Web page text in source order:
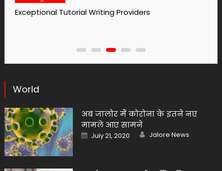
Writing Providers
World
अब जालोर मेें कोरोना के इतने नए
मामले आए सामने
Posted
on
July 21, 2020 Author
Jalore News